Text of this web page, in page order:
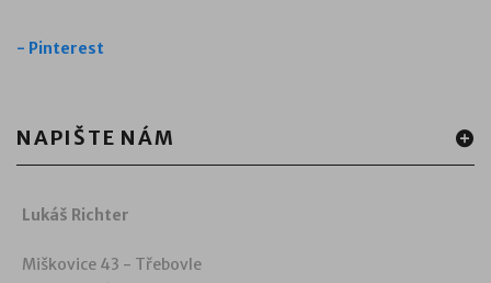
- Pinterest
NAPIŠTE NÁM
Lukáš Richter
Miškovice 43 - Třebovle